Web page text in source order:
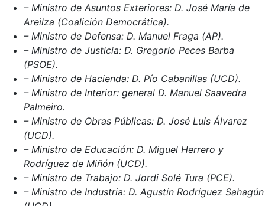
– Ministro de Asuntos Exteriores: D. José María de
Areilza (Coalición Democrática).
– Ministro de Defensa: D. Manuel Fraga (AP).
– Ministro de Justicia: D. Gregorio Peces Barba
(PSOE).
– Ministro de Hacienda: D. Pío Cabanillas (UCD).
– Ministro de Interior: general D. Manuel Saavedra
Palmeiro.
– Ministro de Obras Públicas: D. José Luis Álvarez
(UCD).
– Ministro de Educación: D. Miguel Herrero y
Rodríguez de Miñón (UCD).
– Ministro de Trabajo: D. Jordi Solé Tura (PCE).
– Ministro de Industria: D. Agustín Rodríguez Sahagún